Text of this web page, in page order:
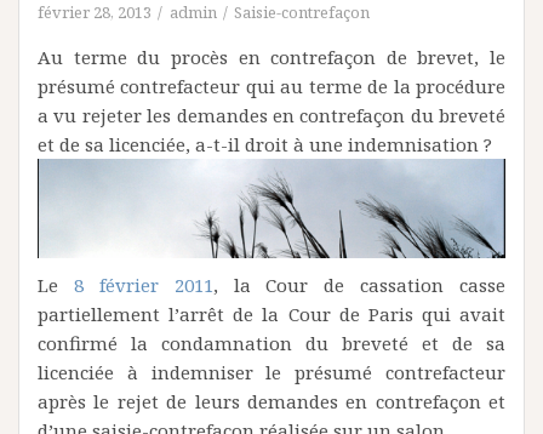
février 28, 2013 admin Saisie-contrefaçon
Au terme du procès en contrefaçon de brevet, le
présumé contrefacteur qui au terme de la procédure
a vu rejeter les demandes en contrefaçon du breveté
et de sa licenciée, a-t-il droit à une indemnisation ?
Le 8 février 2011, la Cour de cassation casse
partiellement l’arrêt de la Cour de Paris qui avait
confirmé la condamnation du breveté et de sa
licenciée à indemniser le présumé contrefacteur
après le rejet de leurs demandes en contrefaçon et